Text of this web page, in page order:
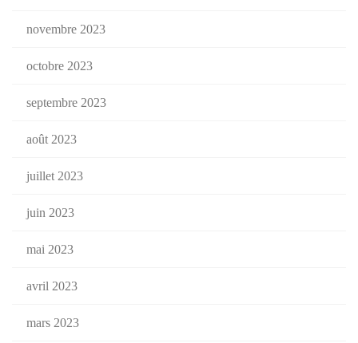
novembre 2023
octobre 2023
septembre 2023
août 2023
juillet 2023
juin 2023
mai 2023
avril 2023
mars 2023